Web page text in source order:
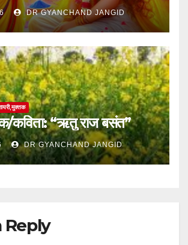
DR GYANCHAND JANGID
कविता: “ऋतु राज बसंत”
DR GYANCHAND JANGID
Reply